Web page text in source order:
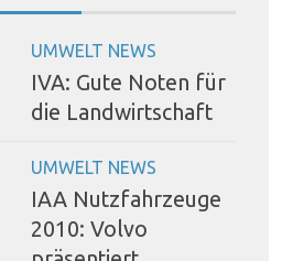
UMWELT NEWS
IVA: Gute Noten für
die Landwirtschaft
UMWELT NEWS
IAA Nutzfahrzeuge
2010: Volvo